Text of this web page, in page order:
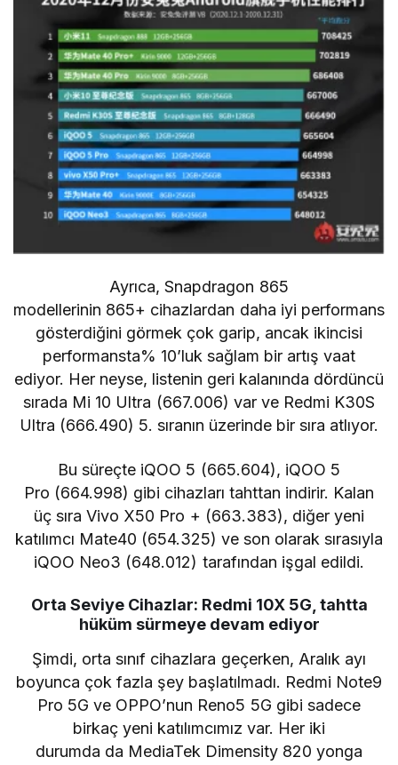
Ayrıca, Snapdragon 865
modellerinin 865+ cihazlardan daha iyi performans
gösterdiğini görmek çok garip, ancak ikincisi
performansta% 10’luk sağlam bir artış vaat
ediyor. Her neyse, listenin geri kalanında dördüncü
sırada Mi 10 Ultra (667.006) var ve Redmi K30S
Ultra (666.490) 5. sıranın üzerinde bir sıra atlıyor.
Bu süreçte iQOO 5 (665.604), iQOO 5
Pro (664.998) gibi cihazları tahttan indirir. Kalan
üç sıraVivo X50 Pro + (663.383), diğer yeni
katılımcı Mate40 (654.325) ve son olarak sırasıyla
iQOO Neo3 (648.012) tarafından işgal edildi.
Orta Seviye Cihazlar: Redmi 10X 5G, tahtta
hüküm sürmeye devam ediyor
Şimdi, orta sınıf cihazlara geçerken, Aralık ayı
boyunca çok fazla şey başlatılmadı. Redmi Note9
Pro 5G ve OPPO’nun Reno5 5G gibi sadece
birkaç yeni katılımcımız var. Her iki
durumda da MediaTek Dimensity 820 yonga